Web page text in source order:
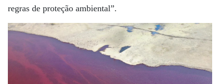
regras de proteção ambiental”.